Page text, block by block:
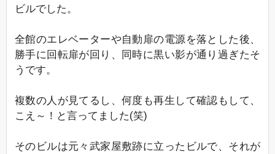
ビルでした。
全館のエレベーターや自動扉の電源を落とした後、
勝手に回転扉が回り、同時に黒い影が通り過ぎたそ
うです。
複数の人が見てるし、何度も再生して確認もして、
こえ～！と言ってました(笑)
そのビルは元々武家屋敷跡に立ったビルで、それが